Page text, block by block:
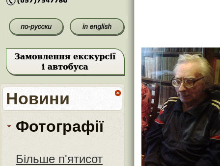
Новини
Фотографії
Більше п'ятисот